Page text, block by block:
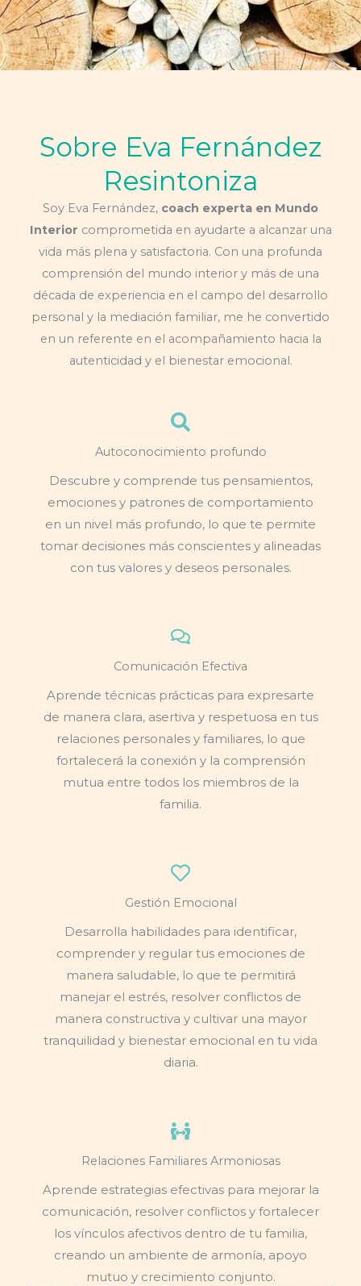
Sobre Eva Fernández
Resintoniza
Soy Eva Fernández, coach experta en Mundo
Interior comprometida en ayudarte a alcanzar una
vida más plena y satisfactoria. Con una profunda
comprensión del mundo interior y más de una
década de experiencia en el campo del desarrollo
personal y la mediación familiar, me he convertido
en un referente en el acompañamiento hacia la
autenticidad y el bienestar emocional.
Autoconocimiento profundo
Descubre y comprende tus pensamientos,
emociones y patrones de comportamiento
en un nivel más profundo, lo que te permite
tomar decisiones más conscientes y alineadas
con tus valores y deseos personales.
Comunicación Efectiva
Aprende técnicas prácticas para expresarte
de manera clara, asertiva y respetuosa en tus
relaciones personales y familiares, lo que
fortalecerá la conexión y la comprensión
mutua entre todos los miembros de la
familia.
Gestión Emocional
Desarrolla habilidades para identificar,
comprender y regular tus emociones de
manera saludable, lo que te permitirá
manejar el estrés, resolver conflictos de
manera constructiva y cultivar una mayor
tranquilidad y bienestar emocional en tu vida
diaria.
Relaciones Familiares Armoniosas
Aprende estrategias efectivas para mejorar la
comunicación, resolver conflictos y fortalecer
los vínculos afectivos dentro de tu familia,
creando un ambiente de armonía, apoyo
mutuo y crecimiento conjunto.